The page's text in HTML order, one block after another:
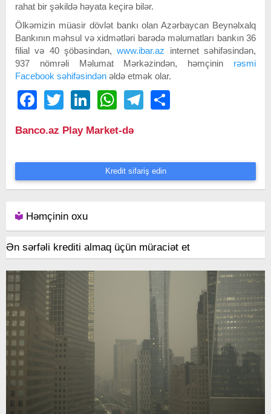
rahat bir şəkildə həyata keçirə bilər.
Ölkəmizin müasir dövlət bankı olan Azərbaycan Beynəlxalq
Bankının məhsul və xidmətləri barədə məlumatları bankın 36
filial və 40 şöbəsindən,www.ibar.az internet səhifəsindən,
937 nömrəli Məlumat Mərkəzindən, həmçinin rəsmi
Facebook səhifəsindən əldə etmək olar.
FacebookTwitter LinkedIn WhatsAppTelegram
Banco.az Play Market-də
Kredit sifariş edin
Həmçinin oxu
Ən sərfəli krediti almaq üçün müraciət et